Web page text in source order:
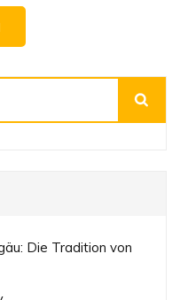
Die Tradition von